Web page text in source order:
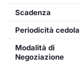
Scadenza
Periodicità cedola
Modalità di
Negoziazione